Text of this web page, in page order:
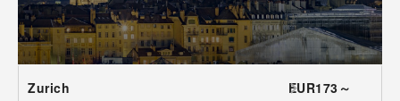
Zurich EUR173～